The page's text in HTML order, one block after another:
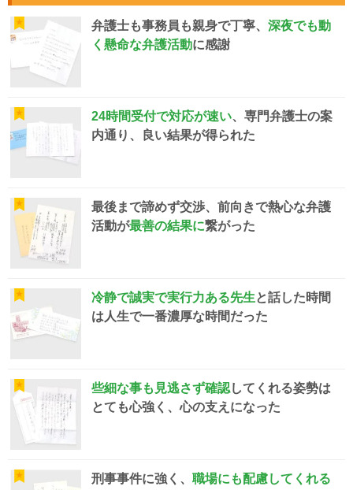
弁護士も事務員も親身で丁寧、 深夜でも動
く懸命な弁護活動に感謝
24時間受付で対応が速い、専門弁護士の案
内通り、良い結果が得られた
最後まで諦めず交渉、前向きで熱心な弁護
活動が最善の結果に繋がった
冷静で誠実で実行力ある先生と話した時間
は人生で一番濃厚な時間だった
些細な事も見逃さず確認してくれる姿勢は
とても心強く、心の支えになった
刑事事件に強く、 職場にも配慮してくれる